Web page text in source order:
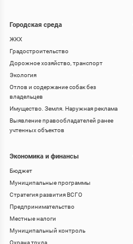
Городская среда
ЖКХ
Градостроительство
Дорожное хозяйство, транспорт
Экология
Отлов и содержание собак без
владельцев
Имущество. Земля. Наружная реклама
Выявление правообладателей ранее
учтенных объектов
Экономика и финансы
Бюджет
Муниципальные программы
Стратегия развития ВСГО
Предпринимательство
Местные налоги
Муниципальный контроль
Охрана труда